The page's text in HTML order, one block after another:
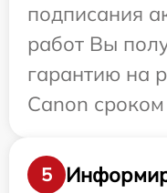
подписания
работ Вы
гарантию на
Canon
5